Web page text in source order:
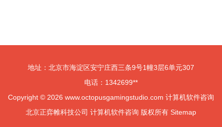
地址：北京市海淀区安宁庄西三条9号1幢3层6单元307
电话：1342699**
Copyright © 2026 www.octopusgamingstudio.com 计算机软件咨询
北京正弈帷科技公司 计算机软件咨询 版权所有 Sitemap